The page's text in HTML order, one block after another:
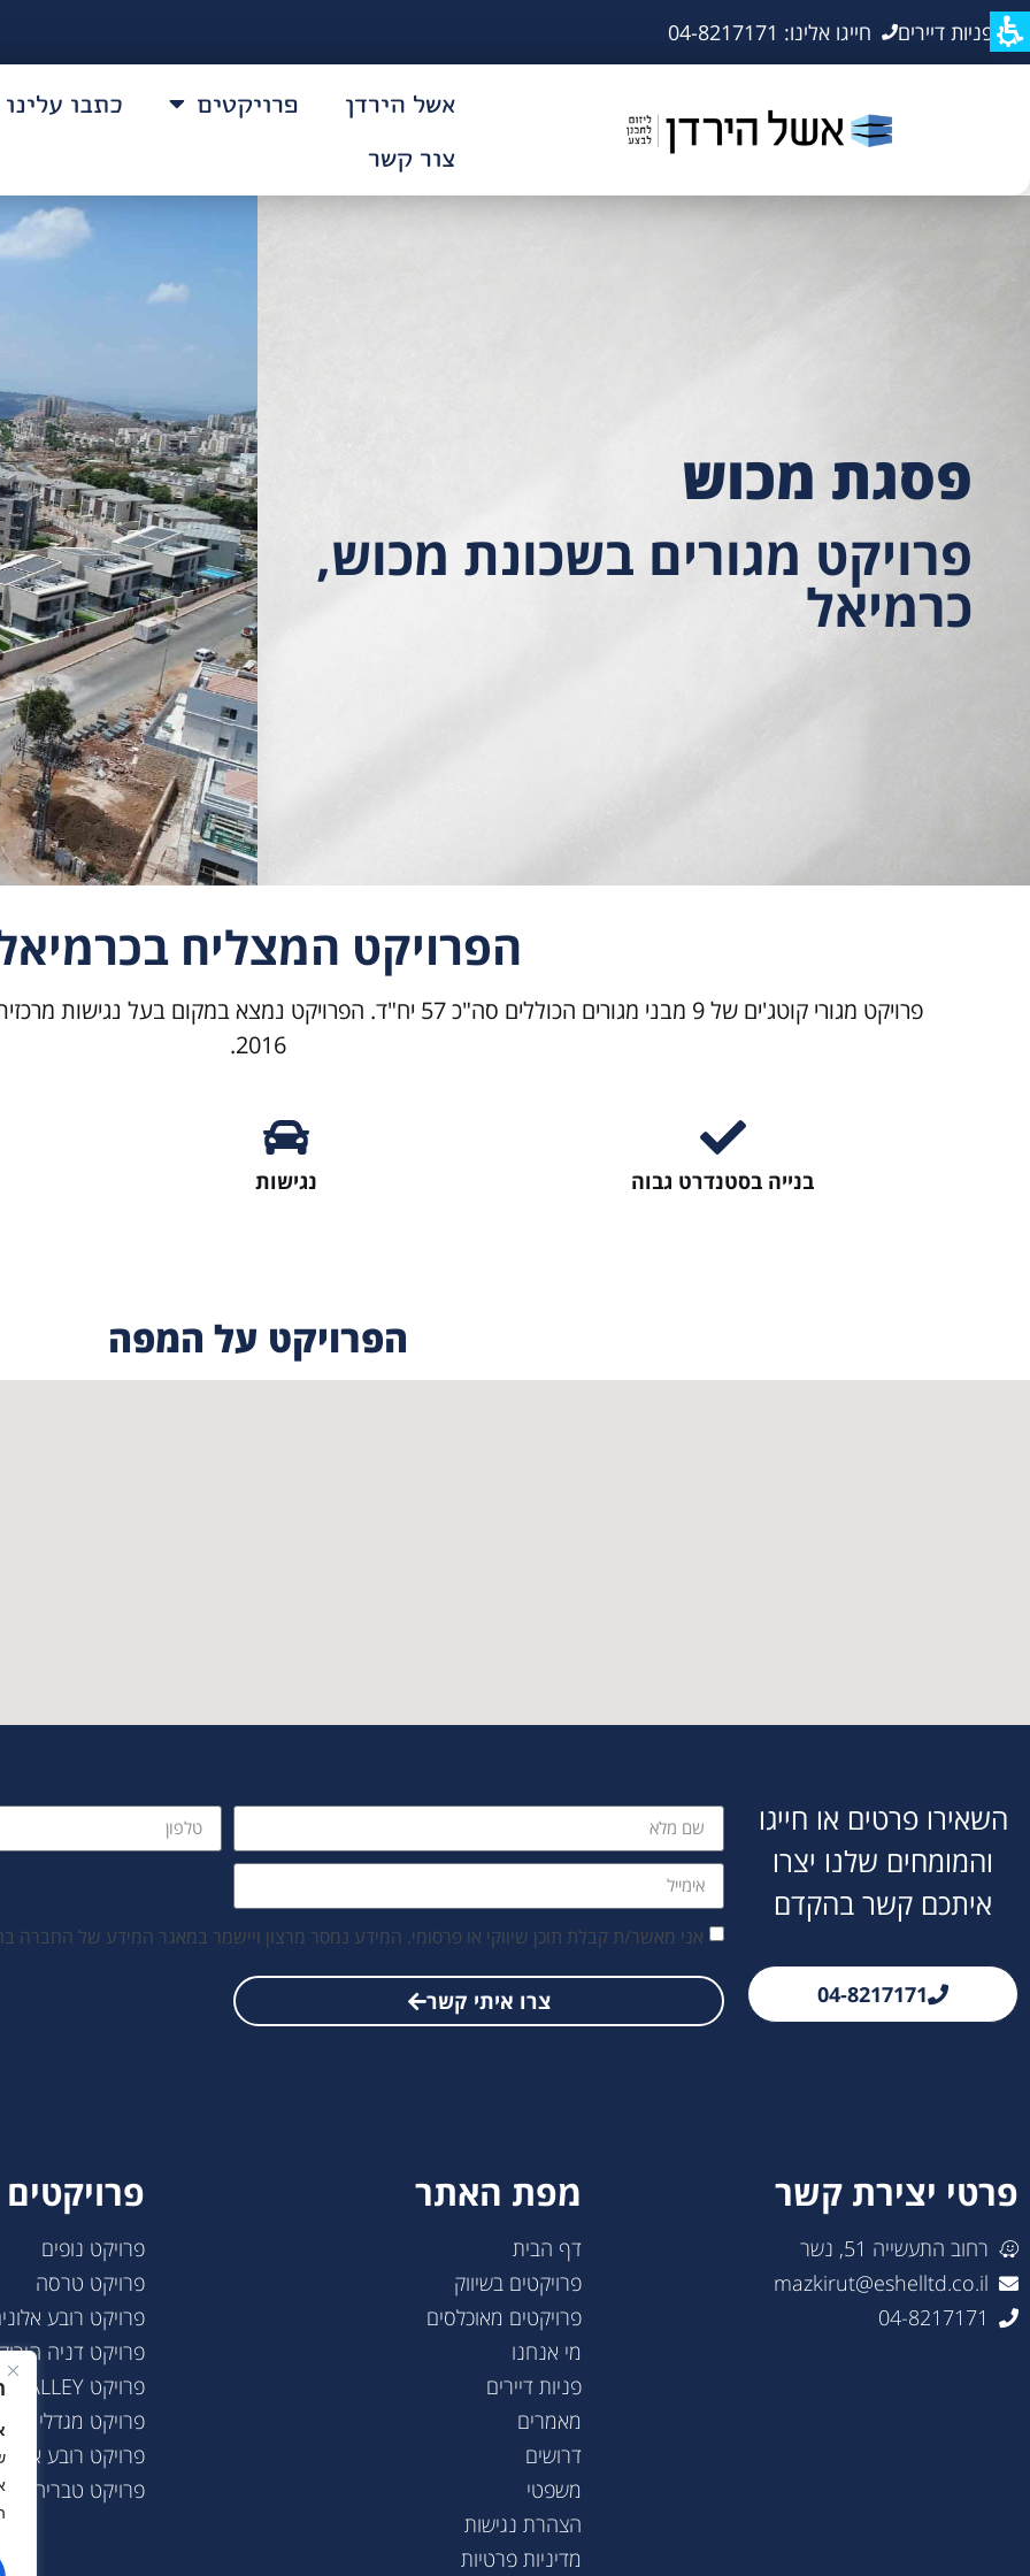
פניות דיירים חייגו אלינו: 04-8217171
אשל הירדן פרויקטים כתבו עלינו
צור קשר
פסגת מכוש
פרויקט מגורים בשכונת מכוש,
כרמיאל
הפרויקט המצליח
פרויקט מגורי קוטג'ים של 9 מבני מגורים הכוללים סה"כ 57 יח"ד. הפרויקט
2016.
בנייה בסטנדרט גבוה נגישות
הפרויקט על המפה
השאירו פרטים או חייגו
והמומחים שלנו יצרו
איתכם קשר בהקדם
04-8217171
אני מאשר/ת קבלת תוכן שיווקי או פרסומי. המידע נמסר מרצון ויישמר במאגר המידע של החברה
צרו איתי קשר
פרטי יצירת קשר
רחוב התעשייה 51, נשר
mazkirut@eshelltd.co.il
04-8217171
מפת האתר
דף הבית
פרויקטים בשיווק
פרויקטים מאוכלסים
מי אנחנו
פניות דיירים
מאמרים
דרושים
משפטי
הצהרת נגישות
מדיניות פרטיות
פרויקט נופים
פרויקט טרסה
פרויקט רובע
פרויקט דניה
פרויקט THE VALLEY
פרויקט מגדלי
פרויקט רובע
פרויקט טבריה –